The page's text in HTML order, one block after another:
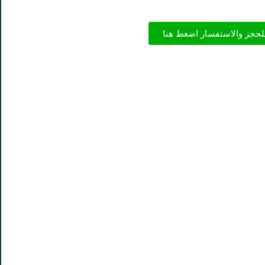
والاستفسار اضغط هنا